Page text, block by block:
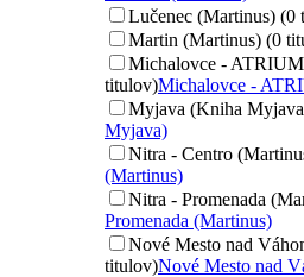
Lučenec (Martinus) (0
Martin (Martinus) (0
Michalovce -
titulov)Michalovce -
Myjava (Kniha
Myjava)
Nitra - Centro
(Martinus)
Nitra - Promenada
Promenada (Martinus)
Nové Mesto nad
titulov)Nové Mesto nad